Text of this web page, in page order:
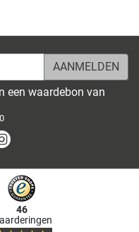
een waardebon van
46